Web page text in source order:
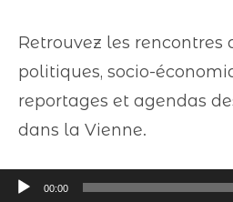
Retrouvez les rencontres
politiques, socio-
reportages et agendas
dans la Vienne.
Lecteur
00:00